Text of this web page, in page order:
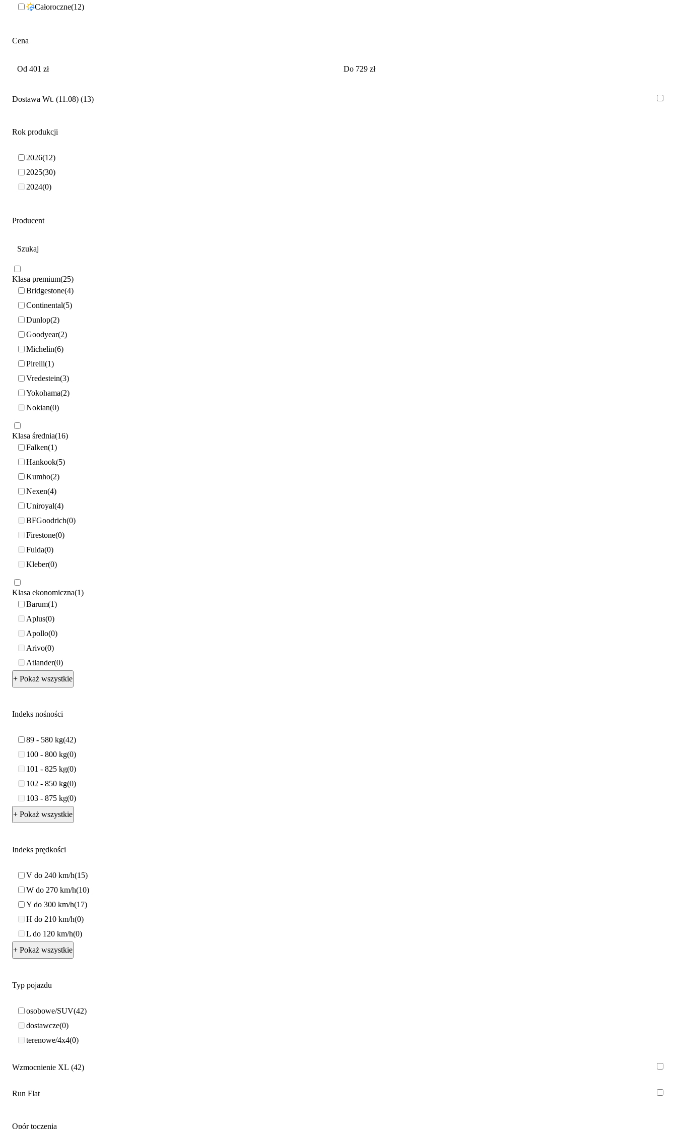
Całoroczne 12
Cena
Dostawa Wt. (11.08) 13
Rok produkcji
2026 12
2025 30
2024 0
Producent
Klasa premium 25
Bridgestone 4
Continental 5
Dunlop 2
Goodyear 2
Michelin 6
Pirelli 1
Vredestein 3
Yokohama 2
Nokian 0
Klasa średnia 16
Falken 1
Hankook 5
Kumho 2
Nexen 4
Uniroyal 4
BFGoodrich 0
Firestone 0
Fulda 0
Kleber 0
Klasa ekonomiczna 1
Barum 1
Aplus 0
Apollo 0
Arivo 0
Atlander 0
+ Pokaż wszystkie
Indeks nośności
89 - 580 kg 42
100 - 800 kg 0
101 - 825 kg 0
102 - 850 kg 0
103 - 875 kg 0
+ Pokaż wszystkie
Indeks prędkości
V do 240 km/h 15
W do 270 km/h 10
Y do 300 km/h 17
H do 210 km/h 0
L do 120 km/h 0
+ Pokaż wszystkie
Typ pojazdu
osobowe/SUV 42
dostawcze 0
terenowe/4x4 0
Wzmocnienie XL 42
Run Flat
Opór toczenia